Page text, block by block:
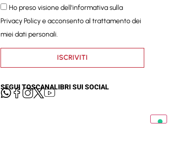
Ho preso visione dell'informativa sulla
Privacy Policye acconsento al trattamento dei
miei dati personali.
ISCRIVITI
SEGUI TOSCANALIBRI SUI SOCIAL